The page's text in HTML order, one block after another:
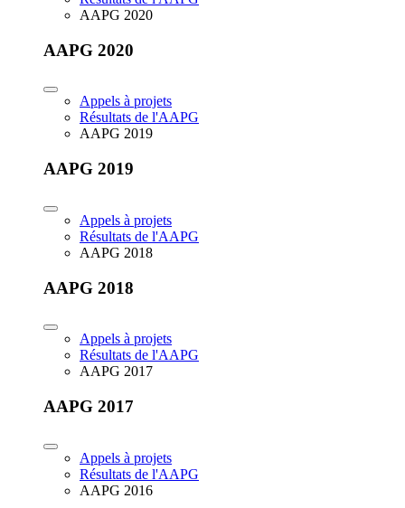
AAPG 2020
AAPG 2020
Appels à projets
Résultats de l'AAPG
AAPG 2019
AAPG 2019
Appels à projets
Résultats de l'AAPG
AAPG 2018
AAPG 2018
Appels à projets
Résultats de l'AAPG
AAPG 2017
AAPG 2017
Appels à projets
Résultats de l'AAPG
AAPG 2016